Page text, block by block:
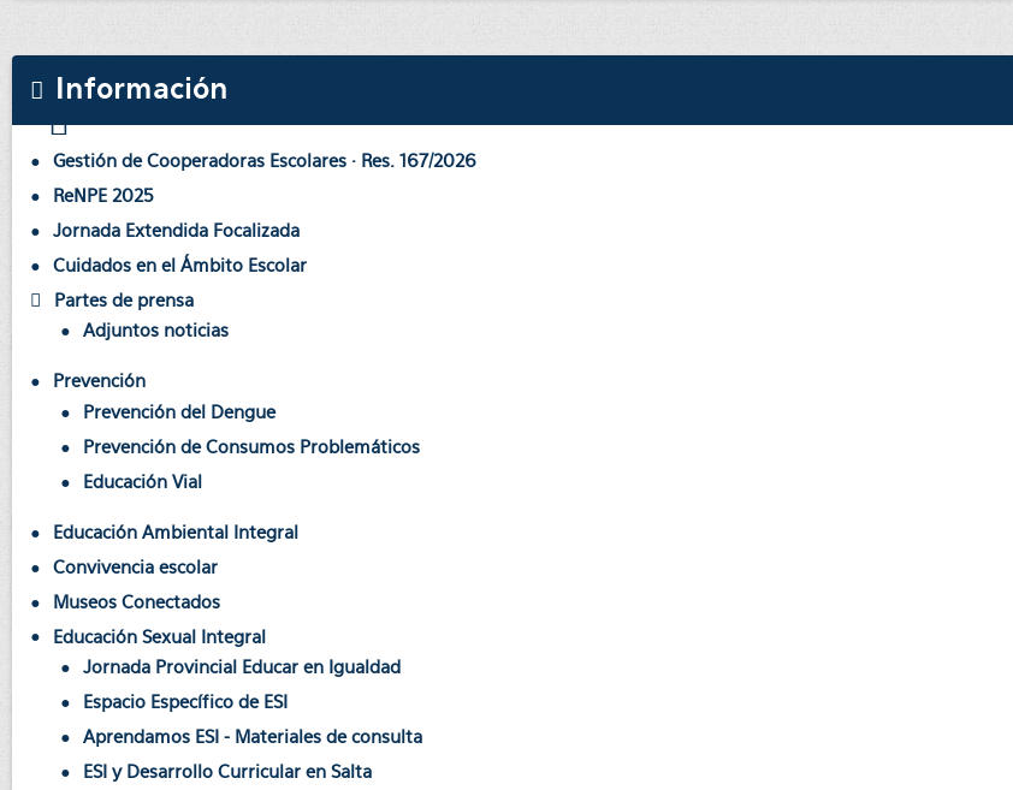
Información
Gestión de Cooperadoras Escolares · Res. 167/2026
ReNPE 2025
Jornada Extendida Focalizada
Cuidados en el Ámbito Escolar
Partes de prensa
Adjuntos noticias
Prevención
Prevención del Dengue
Prevención de Consumos Problemáticos
Educación Vial
Educación Ambiental Integral
Convivencia escolar
Museos Conectados
Educación Sexual Integral
Jornada Provincial Educar en Igualdad
Espacio Específico de ESI
Aprendamos ESI - Materiales de consulta
ESI y Desarrollo Curricular en Salta